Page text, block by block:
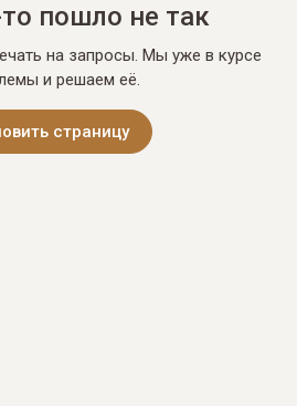
пошло не так
на запросы. Мы уже в курсе
и решаем её.
страницу